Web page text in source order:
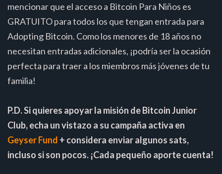
mencionar que el acceso a Bitcoin Para Niños es
GRATUITO para todos los que tengan entrada para
Adopting Bitcoin. Como los menores de 18 años no
necesitan entradas adicionales, ¡podría ser la ocasión
perfecta para traer a los miembros más jóvenes de tu
familia!
P.D. Si quieres apoyar la misión de Bitcoin Junior
Club, echa un vistazo a su campaña activa en
Geyser Fund + considera enviar algunos sats,
incluso si son pocos. ¡Cada pequeño aporte cuenta!